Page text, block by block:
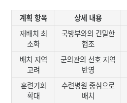
계획 항목 상세 내용
재배치 최
소화
국방부와의 긴밀한
협조
배치 지역
고려
군의관의 선호 지역
반영
훈련기회
확대
수련병원 중심으로
배치